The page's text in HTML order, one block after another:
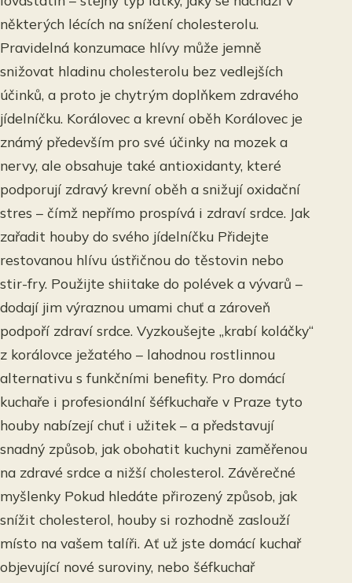
některých lécích na snížení cholesterolu.
Pravidelná konzumace hlívy může jemně
snižovat hladinu cholesterolu bez vedlejších
účinků, a proto je chytrým doplňkem zdravého
jídelníčku. Korálovec a krevní oběh Korálovec je
známý především pro své účinky na mozek a
nervy, ale obsahuje také antioxidanty, které
podporují zdravý krevní oběh a snižují oxidační
stres – čímž nepřímo prospívá i zdraví srdce. Jak
zařadit houby do svého jídelníčku Přidejte
restovanou hlívu ústřičnou do těstovin nebo
stir-fry. Použijte shiitake do polévek a vývarů –
dodají jim výraznou umami chuť a zároveň
podpoří zdraví srdce. Vyzkoušejte „krabí koláčky“
z korálovce ježatého – lahodnou rostlinnou
alternativu s funkčními benefity. Pro domácí
kuchaře i profesionální šéfkuchaře v Praze tyto
houby nabízejí chuť i užitek – a představují
snadný způsob, jak obohatit kuchyni zaměřenou
na zdravé srdce a nižší cholesterol. Závěrečné
myšlenky Pokud hledáte přirozený způsob, jak
snížit cholesterol, houby si rozhodně zaslouží
místo na vašem talíři. Ať už jste domácí kuchař
objevující nové suroviny, nebo šéfkuchař